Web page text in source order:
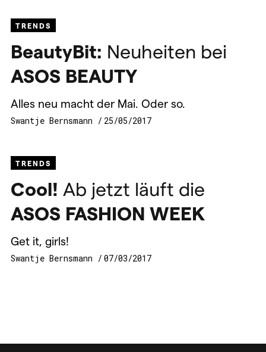
TRENDS
BeautyBit: Neuheiten bei
ASOS BEAUTY
Alles neu macht der Mai. Oder so.
Swantje Bernsmann 25/05/2017
TRENDS
Cool! Ab jetzt läuft die
ASOS FASHION WEEK
Get it, girls!
Swantje Bernsmann 07/03/2017